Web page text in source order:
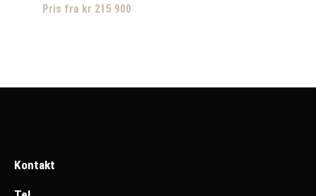
Pris fra kr 215 900
Kontakt